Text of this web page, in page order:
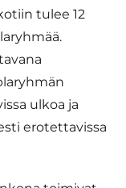
tulee 12
ulkoa ja
erotettavissa